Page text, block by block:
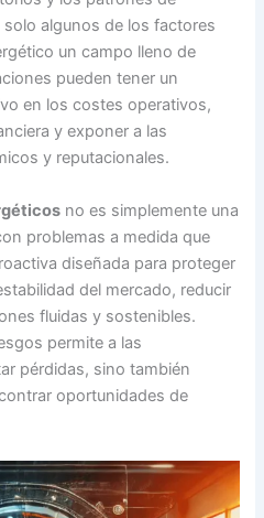
algunos de los factores
un campo lleno de
pueden tener un
en los costes operativos,
y exponer a las
y reputacionales.
no es simplemente una
problemas a medida que
diseñada para proteger
del mercado, reducir
fluidas y sostenibles.
permite a las
pérdidas, sino también
oportunidades de